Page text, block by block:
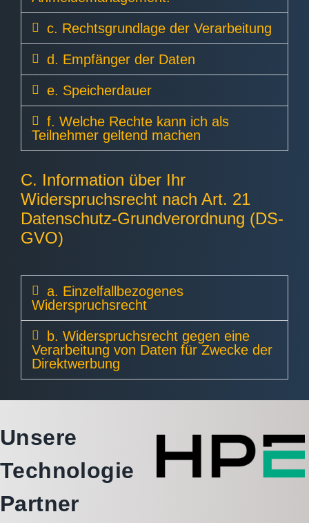
c. Rechtsgrundlage der Verarbeitung
d. Empfänger der Daten
e. Speicherdauer
f. Welche Rechte kann ich als
Teilnehmer geltend machen
C. Information über Ihr
Widerspruchsrecht nach Art. 21
Datenschutz-Grundverordnung (DS-
GVO)
a. Einzelfallbezogenes
Widerspruchsrecht
b. Widerspruchsrecht gegen eine
Verarbeitung von Daten für Zwecke der
Direktwerbung
Unsere
Technologie
Partner